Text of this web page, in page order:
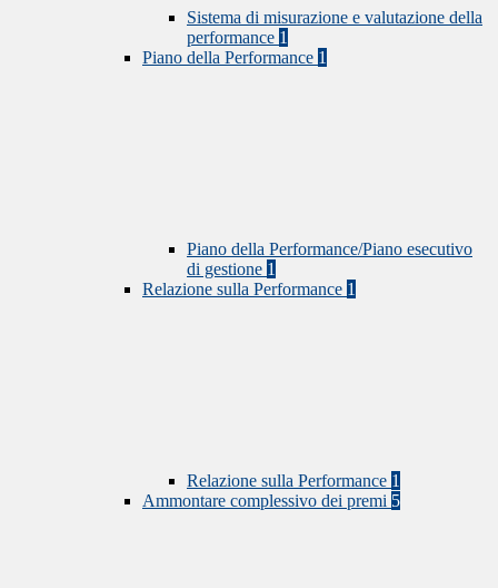
Sistema di misurazione e valutazione della
performance 1
Piano della Performance 1
Piano della Performance/Piano esecutivo
di gestione 1
Relazione sulla Performance 1
Relazione sulla Performance 1
Ammontare complessivo dei premi 5